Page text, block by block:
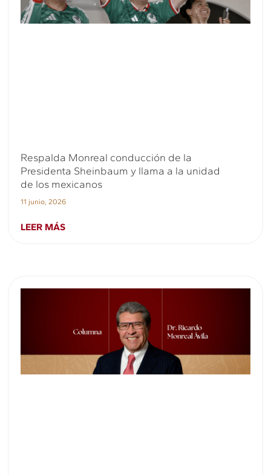
Respalda Monreal conducción de la
Presidenta Sheinbaum y llama a la unidad
de los mexicanos
11 junio, 2026
LEER MÁS